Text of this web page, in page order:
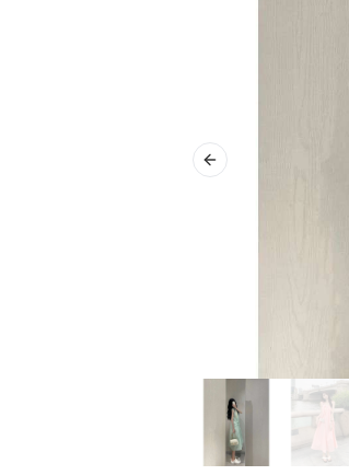
Previous slide